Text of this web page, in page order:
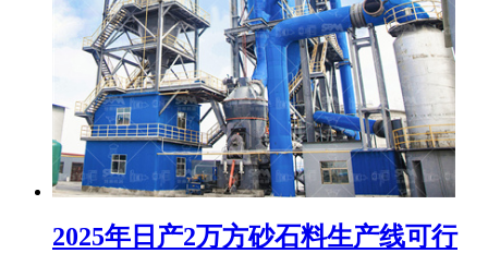
2025年日产2万方砂石料生产线可行